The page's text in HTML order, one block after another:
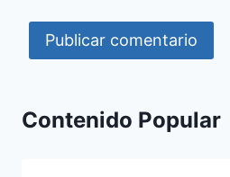
Contenido Popular